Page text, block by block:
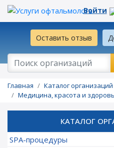
Войти
Оставить отзыв
Главная
Каталог организаций
Медицина, красота и
КАТАЛОГ
SPA-процедуры